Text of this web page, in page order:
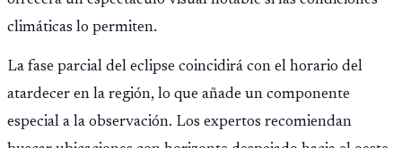
climáticas lo permiten.
La fase parcial del eclipse coincidirá con el horario del
atardecer en la región, lo que añade un componente
especial a la observación. Los expertos recomiendan